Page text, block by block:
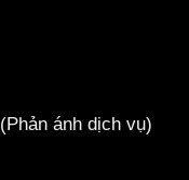
(Phản ánh dịch vụ)